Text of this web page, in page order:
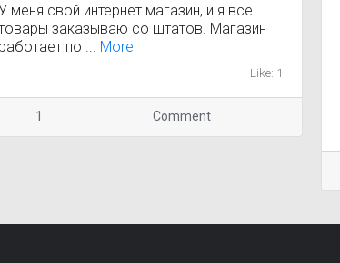
меня свой интернет магазин, и я все
заказываю со штатов. Магазин
работает по ... More
Like: 1
1 Comment